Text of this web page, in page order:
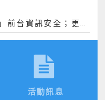
活動訊息